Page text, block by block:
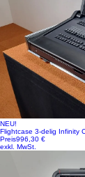
NEU!
Flightcase 3-delig Infinity
Preis996,30 €
exkl. MwSt.